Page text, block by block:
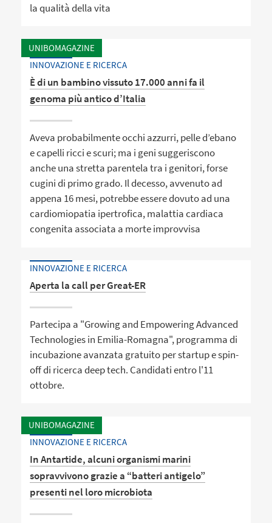
la qualità della vita
UNIBOMAGAZINE
INNOVAZIONE E RICERCA
È di un bambino vissuto 17.000 anni fa il
genoma più antico d’Italia
Aveva probabilmente occhi azzurri, pelle d’ebano
e capelli ricci e scuri; ma i geni suggeriscono
anche una stretta parentela tra i genitori, forse
cugini di primo grado. Il decesso, avvenuto ad
appena 16 mesi, potrebbe essere dovuto ad una
cardiomiopatia ipertrofica, malattia cardiaca
congenita associata a morte improvvisa
INNOVAZIONE E RICERCA
Aperta la call per Great-ER
Partecipa a "Growing and Empowering Advanced
Technologies in Emilia-Romagna", programma di
incubazione avanzata gratuito per startup e spin-
off di ricerca deep tech. Candidati entro l'11
ottobre.
UNIBOMAGAZINE
INNOVAZIONE E RICERCA
In Antartide, alcuni organismi marini
sopravvivono grazie a “batteri antigelo”
presenti nel loro microbiota